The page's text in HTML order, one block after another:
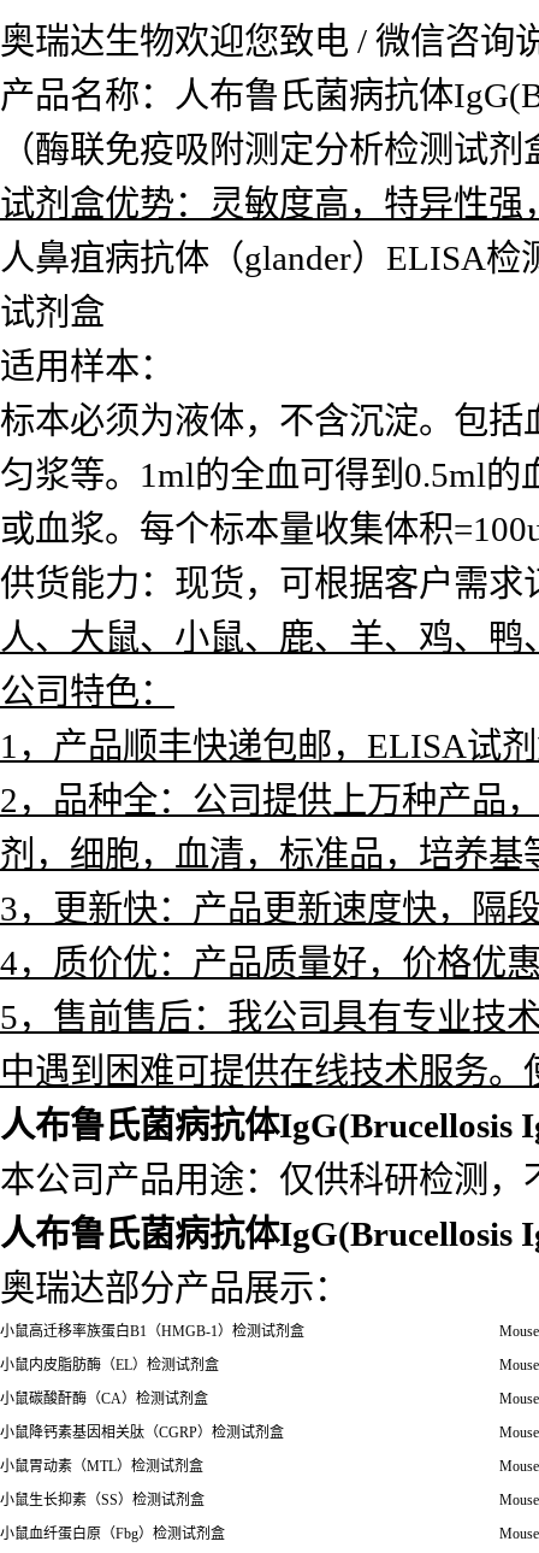
奥瑞达生物欢迎您致电 / 微信咨询
产品名称：人布鲁氏菌病抗体
（酶联免疫吸附测定分析检测试
试剂盒优势：灵敏度高，特异性
人鼻疽病抗体（glander）ELISA
试剂盒
适用样本：
标本必须为液体，不含沉淀。包
匀浆等。1ml的全血可得到0.5ml的
或血浆。每个标本量收集体积
供货能力：现货，可根据客户需
人、大鼠、小鼠、鹿、羊、鸡、
公司特色：
1，产品顺丰快递包邮，ELISA试
2，品种全：公司提供上万种产品
剂， 细胞，血清，标准品，培养基
3，更新快：产品更新速度快，隔
4，质价优：产品质量好，价格优
5，售前售后：我公司具有专业技
中遇到困难可提供在线技术服务
人布鲁氏菌病抗体IgG(Brucellosis
本公司产品用途：仅供科研检测
人布鲁氏菌病抗体IgG(Brucellosis
奥瑞达部分产品展示：
小鼠高迁移率族蛋白B1 （HMGB-1）检测试剂盒
小鼠内皮脂肪酶（EL）检测试剂盒
小鼠碳酸酐酶（CA）检测试剂盒
小鼠降钙素基因相关肽（CGRP）检测试剂盒
小鼠胃动素（MTL）检测试剂盒
小鼠生长抑素（SS）检测试剂盒
小鼠血纤蛋白原（Fbg）检测试剂盒